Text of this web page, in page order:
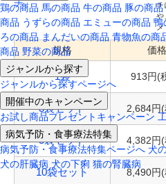
鶏の商品 馬の商品 牛の商品 豚の商品
商品 うずらの商品 エミューの商品 鴨
ろの商品 まんだいの商品 青物魚の商
商品 野菜の商品
ジャンルから探す
ジャンルから探すページへ
開催中のキャンペーン
お試し商品プレゼントキャンペーン
病気予防・食事療法特集
病気予防・食事療法特集ページへ 犬
犬の肝臓病 犬の下痢 猫の腎臓病
チ
や
メ
規格 価格
1袋 913円(
3袋セット 2,684円
5袋セット 4,382円
10袋セット 8,490円